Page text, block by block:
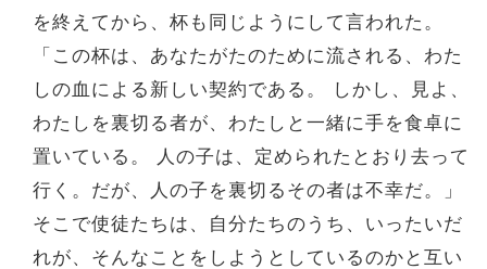
を終えてから、杯も同じようにして言われた。
「この杯は、あなたがたのために流される、わた
しの血による新しい契約である。 しかし、見よ、
わたしを裏切る者が、わたしと一緒に手を食卓に
置いている。 人の子は、定められたとおり去って
行く。だが、人の子を裏切るその者は不幸だ。」
そこで使徒たちは、自分たちのうち、いったいだ
れが、そんなことをしようとしているのかと互い